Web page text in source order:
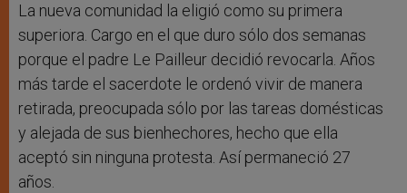
La nueva comunidad la eligió como su primera
superiora. Cargo en el que duro sólo dos semanas
porque el padre Le Pailleur decidió revocarla. Años
más tarde el sacerdote le ordenó vivir de manera
retirada, preocupada sólo por las tareas domésticas
y alejada de sus bienhechores, hecho que ella
aceptó sin ninguna protesta. Así permaneció 27
años.